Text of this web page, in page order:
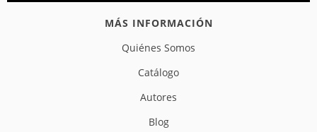
MÁS INFORMACIÓN
Quiénes Somos
Catálogo
Autores
Blog